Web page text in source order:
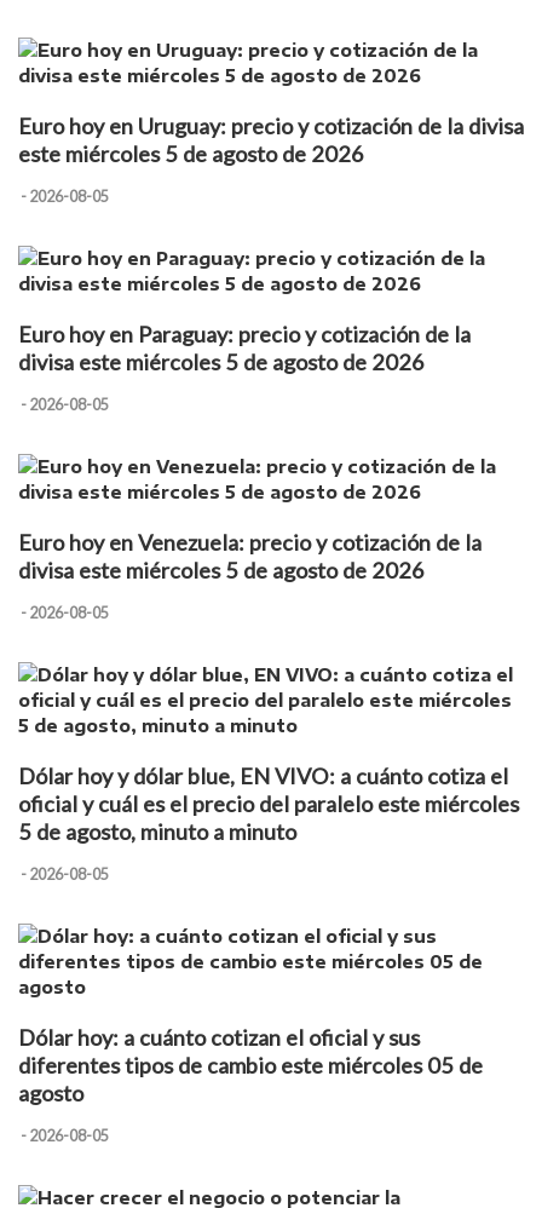
Euro hoy en Uruguay: precio y cotización de la divisa
este miércoles 5 de agosto de 2026
- 2026-08-05
Euro hoy en Paraguay: precio y cotización de la
divisa este miércoles 5 de agosto de 2026
- 2026-08-05
Euro hoy en Venezuela: precio y cotización de la
divisa este miércoles 5 de agosto de 2026
- 2026-08-05
Dólar hoy y dólar blue, EN VIVO: a cuánto cotiza el
oficial y cuál es el precio del paralelo este miércoles
5 de agosto, minuto a minuto
- 2026-08-05
Dólar hoy: a cuánto cotizan el oficial y sus
diferentes tipos de cambio este miércoles 05 de
agosto
- 2026-08-05